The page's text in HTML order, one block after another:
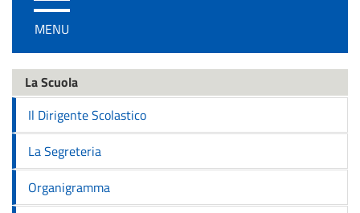
/
disattiva
navigazione
MENU
La Scuola
Il Dirigente Scolastico
La Segreteria
Organigramma